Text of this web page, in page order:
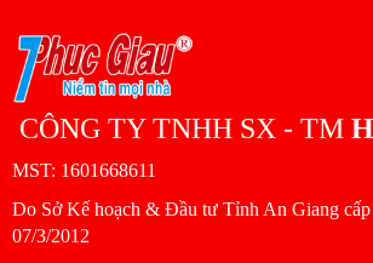
CÔNG TY TNHH SX - TM
MST: 1601668611
Do Sở Kế hoạch & Đầu tư Tỉnh An Giang cấp
07/3/2012